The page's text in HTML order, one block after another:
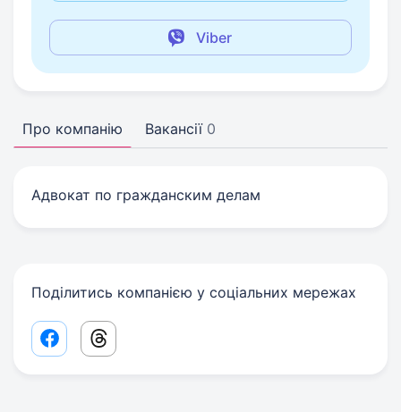
Viber
Про компанію Вакансії 0
Адвокат по гражданским делам
Поділитись компанією у соціальних мережах
Facebook share link
Threads share link